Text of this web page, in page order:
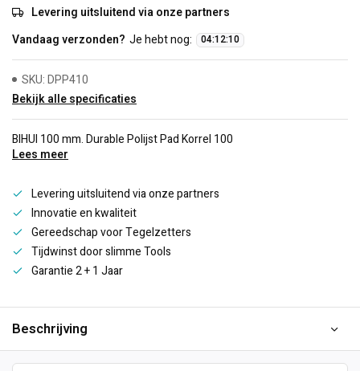
Levering uitsluitend via onze partners
Vandaag verzonden? Je hebt nog: 04:12:10
SKU: DPP410
Bekijk alle specificaties
BIHUI 100 mm. Durable Polijst Pad Korrel 100
Lees meer
Levering uitsluitend via onze partners
Innovatie en kwaliteit
Gereedschap voor Tegelzetters
Tijdwinst door slimme Tools
Garantie 2 + 1 Jaar
Beschrijving